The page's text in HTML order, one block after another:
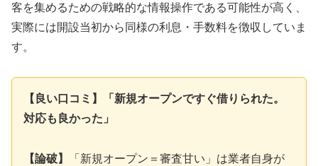
客を集めるための戦略的な情報操作である可能性が高く、
実際には開設当初から同様の利息・手数料を徴収していま
す。
【良い口コミ】「新規オープンですぐ借りられた。
対応も良かった」
【論破】
「新規オープン＝審査甘い」は業者自身が